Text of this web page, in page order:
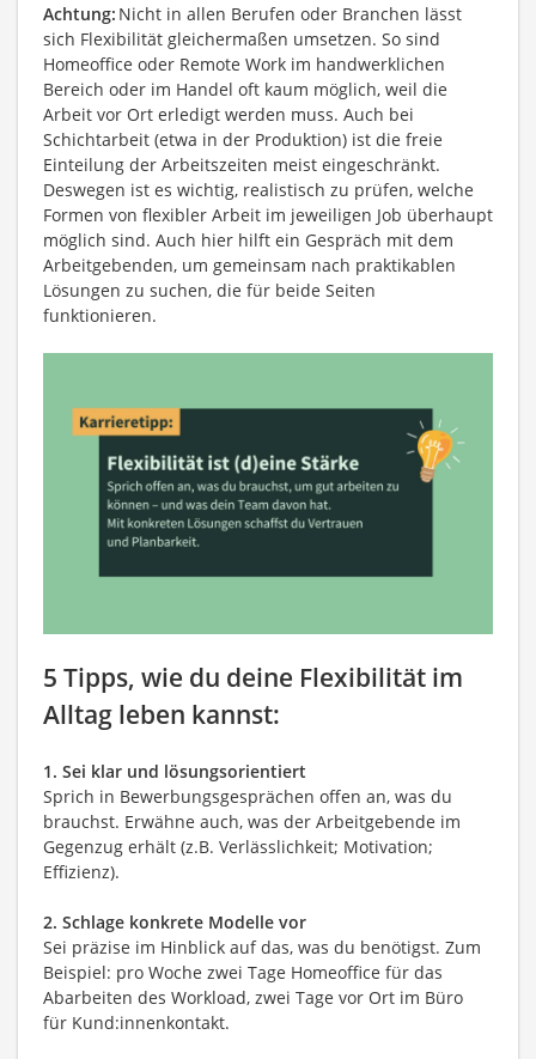
Achtung: Nicht in allen Berufen oder Branchen lässt
sich Flexibilität gleichermaßen umsetzen. So sind
Homeoffice oder Remote Work im handwerklichen
Bereich oder im Handel oft kaum möglich, weil die
Arbeit vor Ort erledigt werden muss. Auch bei
Schichtarbeit (etwa in der Produktion) ist die freie
Einteilung der Arbeitszeiten meist eingeschränkt.
Deswegen ist es wichtig, realistisch zu prüfen, welche
Formen von flexibler Arbeit im jeweiligen Job überhaupt
möglich sind. Auch hier hilft ein Gespräch mit dem
Arbeitgebenden, um gemeinsam nach praktikablen
Lösungen zu suchen, die für beide Seiten
funktionieren.
5 Tipps, wie du deine Flexibilität im
Alltag leben kannst:
1. Sei klar und lösungsorientiert
Sprich in Bewerbungsgesprächen offen an, was du
brauchst. Erwähne auch, was der Arbeitgebende im
Gegenzug erhält (z.B. Verlässlichkeit; Motivation;
Effizienz).
2. Schlage konkrete Modelle vor
Sei präzise im Hinblick auf das, was du benötigst. Zum
Beispiel: pro Woche zwei Tage Homeoffice für das
Abarbeiten des Workload, zwei Tage vor Ort im Büro
für Kund:innenkontakt.